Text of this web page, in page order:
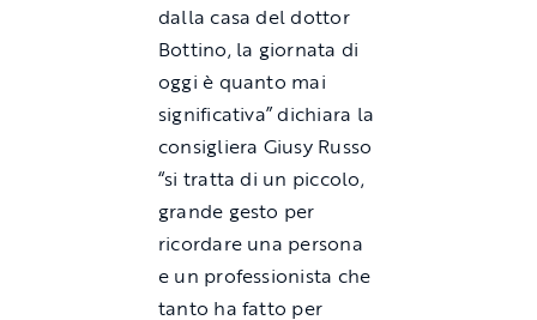
dalla casa del dottor
Bottino, la giornata di
oggi è quanto mai
significativa” dichiara la
consigliera Giusy Russo
“si tratta di un piccolo,
grande gesto per
ricordare una persona
e un professionista che
tanto ha fatto per